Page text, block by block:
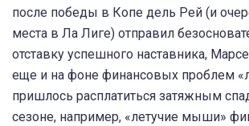
после победы в Копе дель Рей (и
места в Ла Лиге) отправил
отставку успешного наставника,
еще и на фоне финансовых проблем
пришлось расплатиться затяжным
сезоне, например, «летучие мыши»